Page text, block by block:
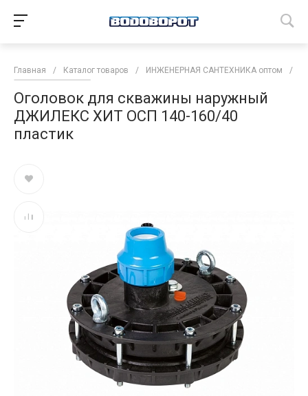
Главная / Каталог товаров / ИНЖЕНЕРНАЯ САНТЕХНИКА оптом /
Оголовок для скважины наружный
ДЖИЛЕКС ХИТ ОСП 140-160/40
пластик